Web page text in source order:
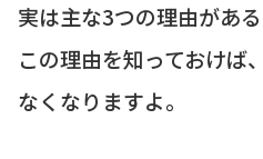
実は主な3つの理由がある
この理由を知っておけば
なくなりますよ。